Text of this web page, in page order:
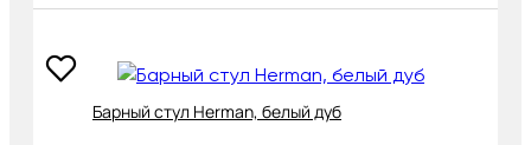
Барный стул Herman, белый дуб